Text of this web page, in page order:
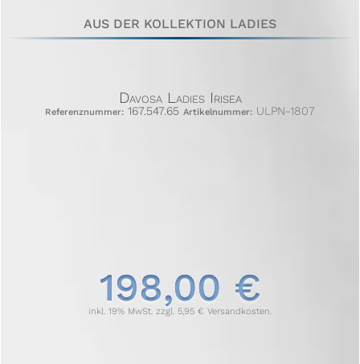
AUS DER KOLLEKTION LADIES
Davosa Ladies Irisea
Referenznummer: 167.547.65 Artikelnummer: ULPN-1807
198,00 €
inkl. 19% MwSt. zzgl. 5,95 € Versandkosten.